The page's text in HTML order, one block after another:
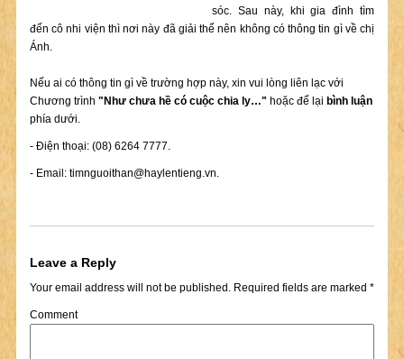
sóc. Sau này, khi gia đình tìm
đến cô nhi viện thì nơi này đã giải thể nên không có thông tin gì về chị
Ánh.
Nếu ai có thông tin gì về trường hợp này, xin vui lòng liên lạc với
Chương trình "Như chưa hề có cuộc chia ly…" hoặc để lại bình luận
phía dưới.
- Điện thoại: (08) 6264 7777.
- Email: timnguoithan@haylentieng.vn.
Leave a Reply
Your email address will not be published.Required fields are marked *
Comment